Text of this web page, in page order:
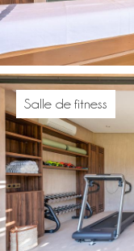
Salle de fitness